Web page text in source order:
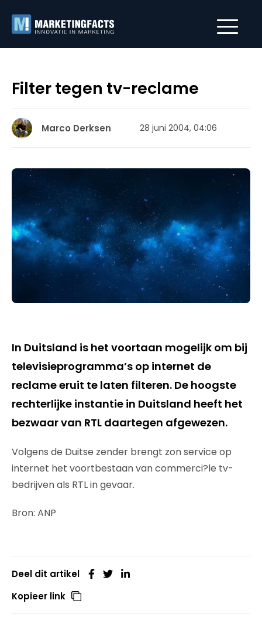
Filter tegen tv-reclame
Marco Derksen 28 juni 2004, 04:06
In Duitsland is het voortaan mogelijk om bij
televisieprogramma’s op internet de
reclame eruit te laten filteren. De hoogste
rechterlijke instantie in Duitsland heeft het
bezwaar van RTL daartegen afgewezen.
Volgens de Duitse zender brengt zon service op
internet het voortbestaan van commerci?le tv-
bedrijven als RTL in gevaar.
Bron: ANP
Deel dit artikel
Kopieer link